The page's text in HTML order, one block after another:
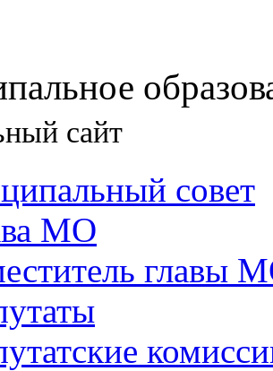
сайт
совет
МО
главы